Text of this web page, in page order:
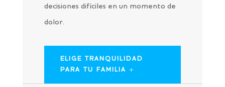
decisiones difíciles en un momento de
dolor.
ELIGE TRANQUILIDAD
PARA TU FAMILIA